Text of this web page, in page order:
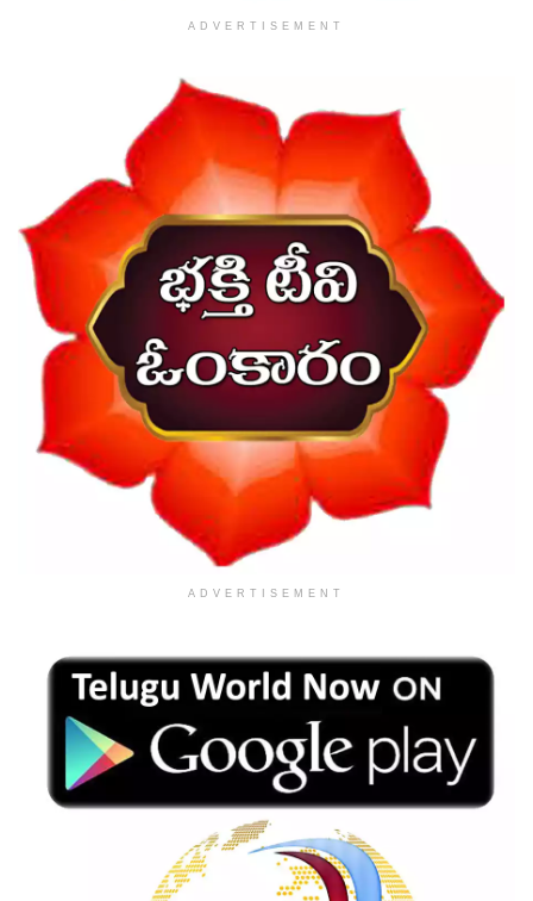
ADVERTISEMENT
ADVERTISEMENT